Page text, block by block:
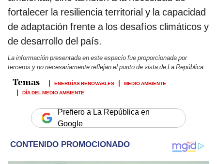
fortalecer la resiliencia territorial y la capacidad
de adaptación frente a los desafíos climáticos y
de desarrollo del país.
La información presentada en este espacio fue proporcionada por
terceros y no necesariamente reflejan el punto de vista de La República.
ENERGÍAS RENOVABLES
MEDIO AMBIENTE
DÍA DEL MEDIO AMBIENTE
Prefiero a La República en
Google